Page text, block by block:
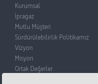
Kurumsal
İpragaz
Mutlu Müşteri
Sürdürülebilirlik Politikamız
Vizyon
Misyon
Ortak Değerler